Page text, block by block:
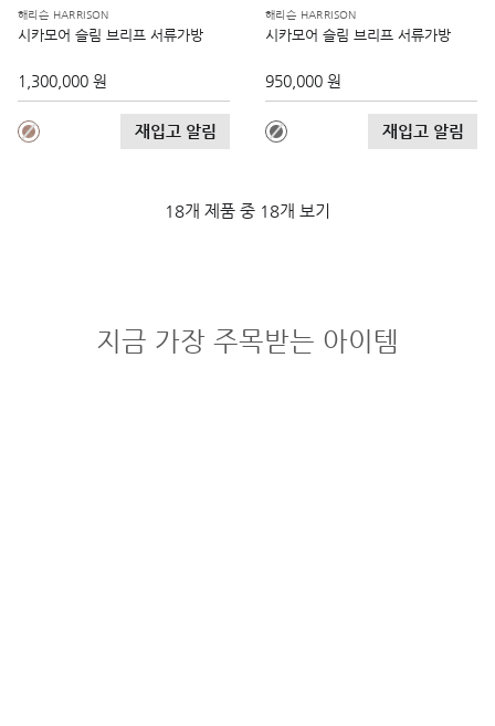
해리슨 HARRISON
시카모어 슬림 브리프 서류가방
1,300,000 원
재입고 알림
해리슨 HARRISON
시카모어 슬림 브리프 서류가방
950,000 원
재입고 알림
18개 제품 중 18개 보기
지금 가장 주목받는 아이템